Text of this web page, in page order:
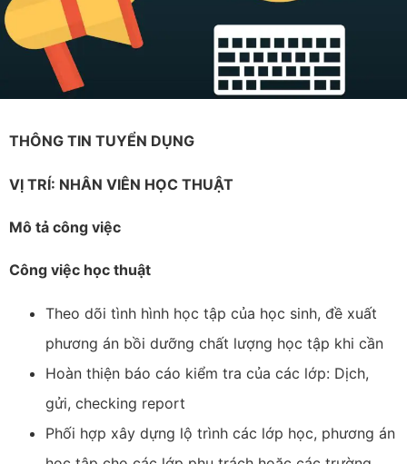
THÔNG TIN TUYỂN DỤNG
VỊ TRÍ: NHÂN VIÊN HỌC THUẬT
Mô tả công việc
Công việc học thuật
Theo dõi tình hình học tập của học sinh, đề xuất
phương án bồi dưỡng chất lượng học tập khi cần
Hoàn thiện báo cáo kiểm tra của các lớp: Dịch,
gửi, checking report
Phối hợp xây dựng lộ trình các lớp học, phương án